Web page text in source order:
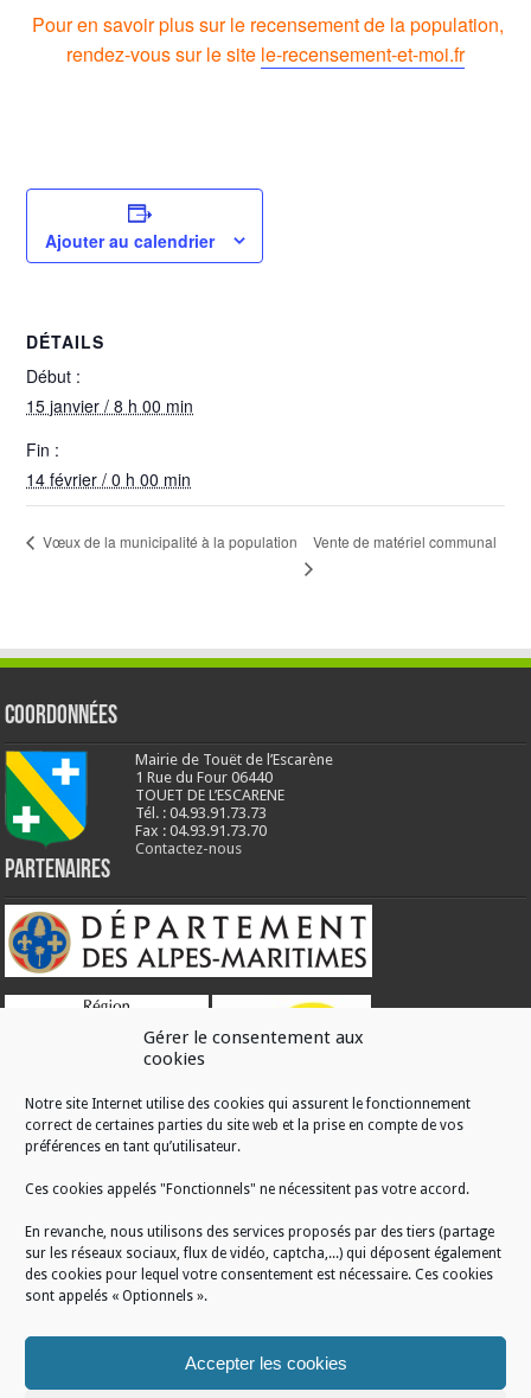
Gérer le consentement aux
cookies
Notre site Internet utilise des cookies qui assurent le fonctionnement
correct de certaines parties du site web et la prise en compte de vos
préférences en tant qu’utilisateur.
Ces cookies appelés "Fonctionnels" ne nécessitent pas votre accord.
En revanche, nous utilisons des services proposés par des tiers (partage
sur les réseaux sociaux, flux de vidéo, captcha,...) qui déposent également
des cookies pour lequel votre consentement est nécessaire. Ces cookies
sont appelés « Optionnels ».
Accepter les cookies
Pour en savoir plus sur le recensement de la population,
rendez-vous sur le site le-recensement-et-moi.fr
Ajouter au calendrier
DÉTAILS
Début :
15 janvier / 8 h 00 min
Fin :
14 février / 0 h 00 min
Vœux de la municipalité à la population Vente de matériel communal
Coordonnées
Mairie de Touët de l’Escarène
1 Rue du Four 06440
TOUET DE L’ESCARENE
Tél. : 04.93.91.73.73
Fax : 04.93.91.73.70
Contactez-nous
Partenaires
RÉALISATION